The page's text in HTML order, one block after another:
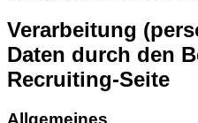
Verarbeitung
Daten durch den
Recruiting-Seite
Allgemeines